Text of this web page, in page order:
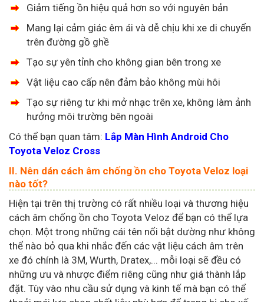
Giảm tiếng ồn hiệu quả hơn so với nguyên bản
Mang lại cảm giác êm ái và dễ chịu khi xe di chuyển
trên đường gồ ghề
Tạo sự yên tỉnh cho không gian bên trong xe
Vật liệu cao cấp nên đảm bảo không mùi hôi
Tạo sự riêng tư khi mở nhạc trên xe, không làm ảnh
hưởng môi trường bên ngoài
Có thể bạn quan tâm: Lắp Màn Hình Android Cho
Toyota Veloz Cross
II. Nên dán cách âm chống ồn cho Toyota Veloz loại
nào tốt?
Hiện tại trên thị trường có rất nhiều loại và thương hiệu
cách âm chống ồn cho Toyota Veloz để bạn có thể lựa
chọn. Một trong những cái tên nổi bật dường như không
thể nào bỏ qua khi nhắc đến các vật liệu cách âm trên
xe đó chính là 3M, Wurth, Dratex,... mỗi loại sẽ đều có
những ưu và nhược điểm riêng cũng như giá thành lắp
đặt. Tùy vào nhu cầu sử dụng và kinh tế mà bạn có thể